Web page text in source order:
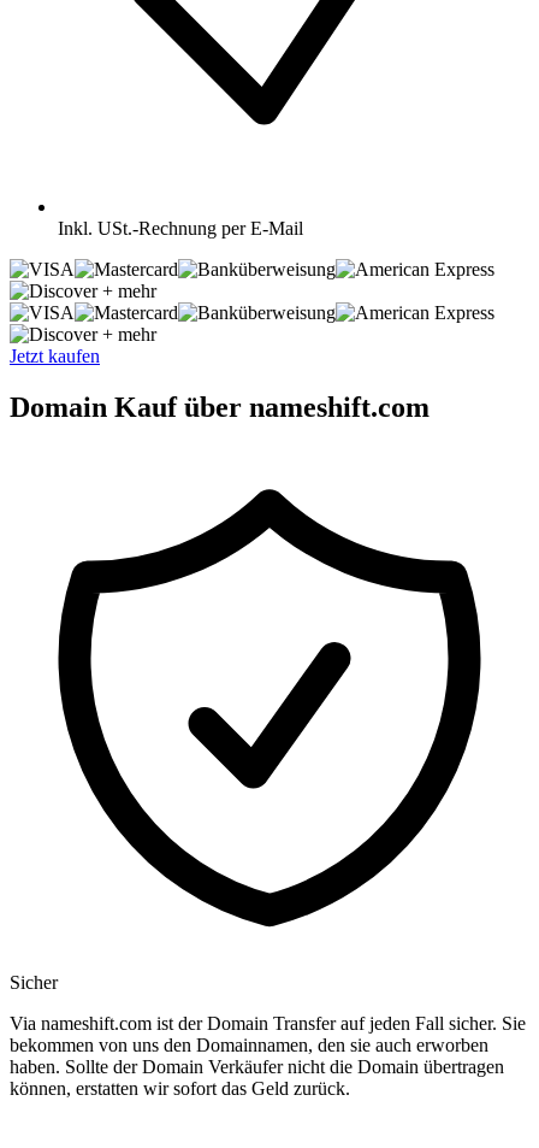
Inkl. USt.-Rechnung per E-Mail
+ mehr
+ mehr
Jetzt kaufen
Domain Kauf über nameshift.com
Sicher
Via nameshift.com ist der Domain Transfer auf jeden Fall sicher. Sie
bekommen von uns den Domainnamen, den sie auch erworben
haben. Sollte der Domain Verkäufer nicht die Domain übertragen
können, erstatten wir sofort das Geld zurück.